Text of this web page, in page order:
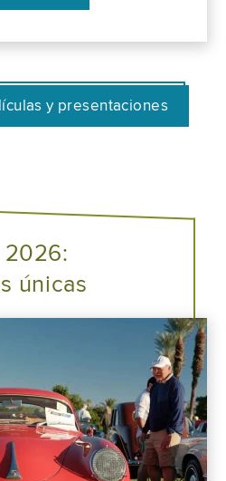
y presentaciones
únicas